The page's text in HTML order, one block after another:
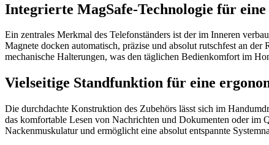
Integrierte MagSafe-Technologie für
Ein zentrales Merkmal des Telefonständers ist der im Inneren
Magnete docken automatisch, präzise und absolut rutschfest an
mechanische Halterungen, was den täglichen Bedienkomfort im
Vielseitige Standfunktion für eine
Die durchdachte Konstruktion des Zubehörs lässt sich im
das komfortable Lesen von Nachrichten und Dokumenten oder im
Nackenmuskulatur und ermöglicht eine absolut entspannte